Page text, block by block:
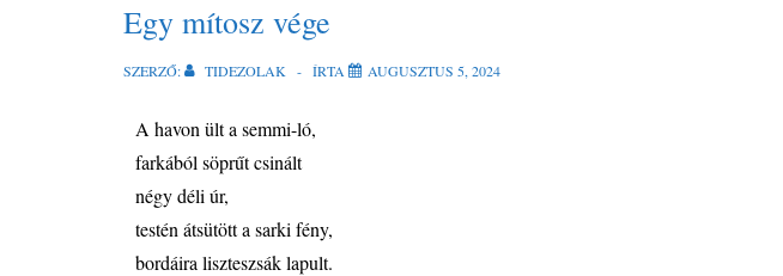
Egy mítosz vége
SZERZŐ: TIDEZOLAK ÍRTA AUGUSZTUS 5, 2024
A havon ült a semmi-ló,
farkából söprűt csinált
négy déli úr,
testén átsütött a sarki fény,
bordáira liszteszsák lapult.